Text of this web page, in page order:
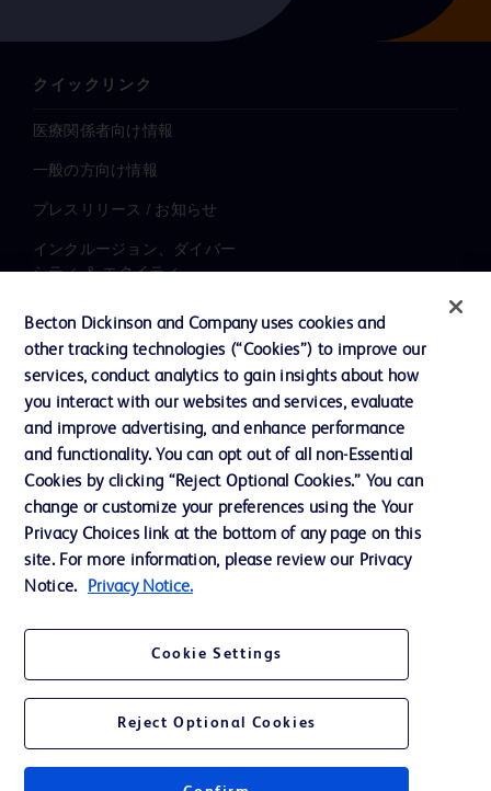
クイックリンク
医療関係者向け情報
一般の方向け情報
プレスリリース / お知らせ
インクルージョン、ダイバー
シティ ＆ エクイティ
会社案内
お問い合わせ
Cookie Preferences
プライバシーポリシー
ご利用規約
Becton, Dickinson and Company. All other trademarks are the property of
their respective owners.
Becton Dickinson and Company uses cookies and
other tracking technologies (“Cookies”) to improve our
services, conduct analytics to gain insights about how
you interact with our websites and services, evaluate
and improve advertising, and enhance performance
and functionality. You can opt out of all non-Essential
Cookies by clicking “Reject Optional Cookies.” You can
change or customize your preferences using the Your
Privacy Choices link at the bottom of any page on this
site. For more information, please review our Privacy
Notice.
Privacy Notice.
Cookie Settings
Reject Optional Cookies